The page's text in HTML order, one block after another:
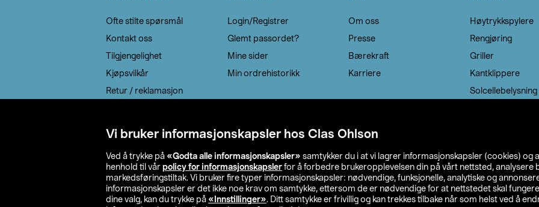
Vi bruker informasjonskapsler hos Clas Ohlson
Ved å trykke på «Godta alle informasjonskapsler» samtykker du i at vi lagrer informasjonskapsler (cookies) og
henhold til vår policy for informasjonskapsler for å forbedre brukeropplevelsen din på vårt nettsted, analysere
markedsføringstiltak. Vi bruker fire typer informasjonskapsler: nødvendige, funksjonelle, analytiske og
informasjonskapsler er det ikke noe krav om samtykke, ettersom de er nødvendige for at nettstedet skal
dine valg, kan du trykke på «Innstillinger». Ditt samtykke er frivillig og kan trekkes tilbake når som helst ved å
Ofte stilte spørsmål
Kontakt oss
Tilgjengelighet
Kjøpsvilkår
Retur / reklamasjon
Login/Registrer
Glemt passordet?
Mine sider
Min ordrehistorikk
Om oss
Presse
Bærekraft
Karriere
Høytrykkspylere
Rengjøring
Griller
Kantklippere
Solcellebelysning